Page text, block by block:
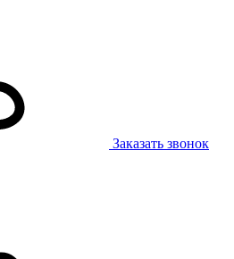
Заказать звонок